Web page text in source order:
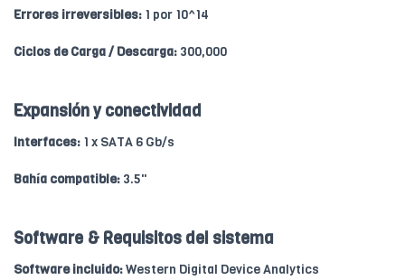
Errores irreversibles: 1 por 10^14
Ciclos de Carga / Descarga: 300,000
Expansión y conectividad
Interfaces: 1 x SATA 6 Gb/s
Bahía compatible: 3.5"
Software & Requisitos del sistema
Software incluido:Western Digital Device Analytics